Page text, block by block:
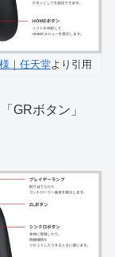
｜任天堂より引用
GRボタン」